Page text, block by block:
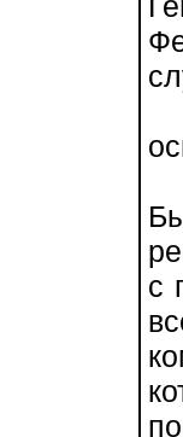
-
с